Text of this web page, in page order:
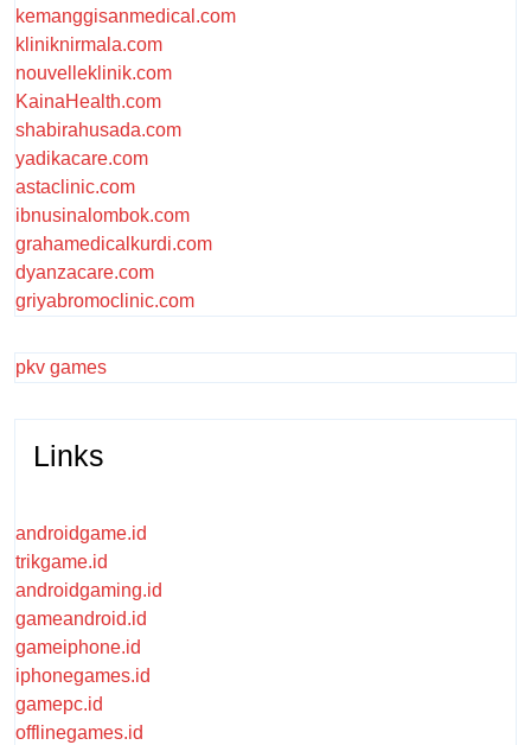
kemanggisanmedical.com
kliniknirmala.com
nouvelleklinik.com
KainaHealth.com
shabirahusada.com
yadikacare.com
astaclinic.com
ibnusinalombok.com
grahamedicalkurdi.com
dyanzacare.com
griyabromoclinic.com
pkv games
Links
androidgame.id
trikgame.id
androidgaming.id
gameandroid.id
gameiphone.id
iphonegames.id
gamepc.id
offlinegames.id